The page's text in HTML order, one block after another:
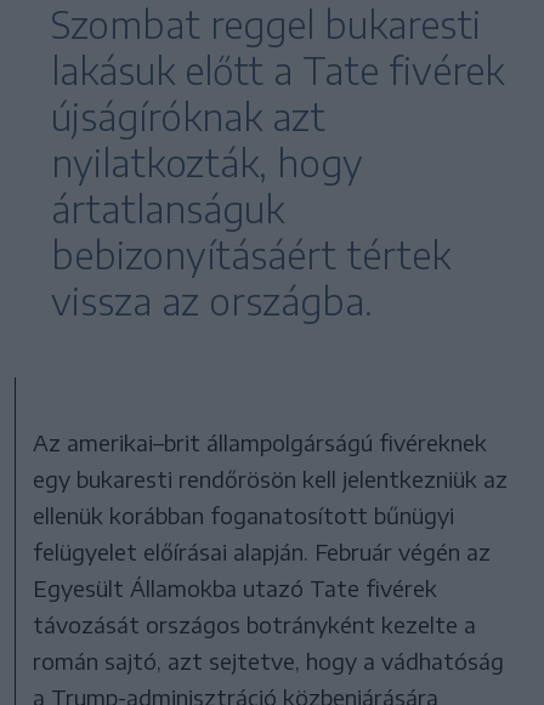
Szombat reggel bukaresti
lakásuk előtt a Tate fivérek
újságíróknak azt
nyilatkozták, hogy
ártatlanságuk
bebizonyításáért tértek
vissza az országba.
Az amerikai–brit állampolgárságú fivéreknek
egy bukaresti rendőrösön kell jelentkezniük az
ellenük korábban foganatosított bűnügyi
felügyelet előírásai alapján. Február végén az
Egyesült Államokba utazó Tate fivérek
távozását országos botrányként kezelte a
román sajtó, azt sejtetve, hogy a vádhatóság
a Trump-adminisztráció közbenjárására